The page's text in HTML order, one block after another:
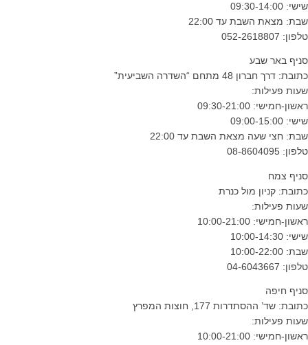
שישי: 09:30-14:00
שבת: מצאת השבת עד 22:00
טלפון: 052-2618807
סניף באר שבע
כתובת: דרך חברון 48 מתחם “השדרה השביעית”
שעות פעילות:
ראשון-חמישי: 09:30-21:00
שישי: 09:00-15:00
שבת: חצי שעה מצאת השבת עד 22:00
טלפון: 08-8604095
סניף צמח
כתובת: קניון מול כנרת
שעות פעילות:
ראשון-חמישי: 10:00-21:00
שישי: 10:00-14:30
שבת: 10:00-22:00
טלפון: 04-6043667
סניף חיפה
כתובת: שד’ ההסתדרות 177, חוצות המפרץ
שעות פעילות:
ראשון-חמישי: 10:00-21:00